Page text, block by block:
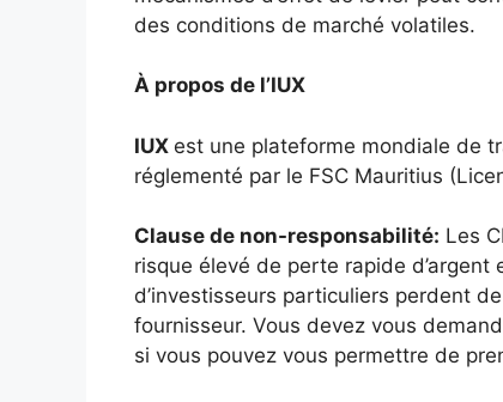
des conditions de marché volatiles.
À propos de l’IUX
IUX est une plateforme mondiale de
réglementé par le FSC Mauritius
Clause de non-responsabilité: Les
risque élevé de perte rapide d’argent
d’investisseurs particuliers perdent
fournisseur. Vous devez vous
si vous pouvez vous permettre de